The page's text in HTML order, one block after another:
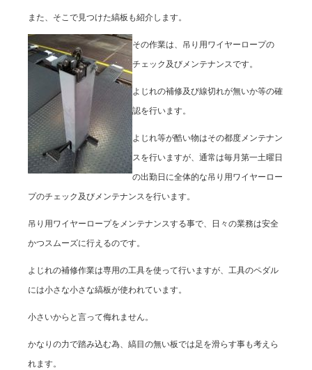
また、そこで見つけた縞板も紹介します。
その作業は、吊り用ワイヤーロープの
チェック及びメンテナンスです。
よじれの補修及び線切れが無いか等の確
認を行います。
よじれ等が酷い物はその都度メンテナン
スを行いますが、通常は毎月第一土曜日
の出勤日に全体的な吊り用ワイヤーロー
プのチェック及びメンテナンスを行います。
吊り用ワイヤーロープをメンテナンスする事で、日々の業務は安全
かつスムーズに行えるのです。
よじれの補修作業は専用の工具を使って行いますが、工具のペダル
には小さな小さな縞板が使われています。
小さいからと言って侮れません。
かなりの力で踏み込む為、縞目の無い板では足を滑らす事も考えら
れます。